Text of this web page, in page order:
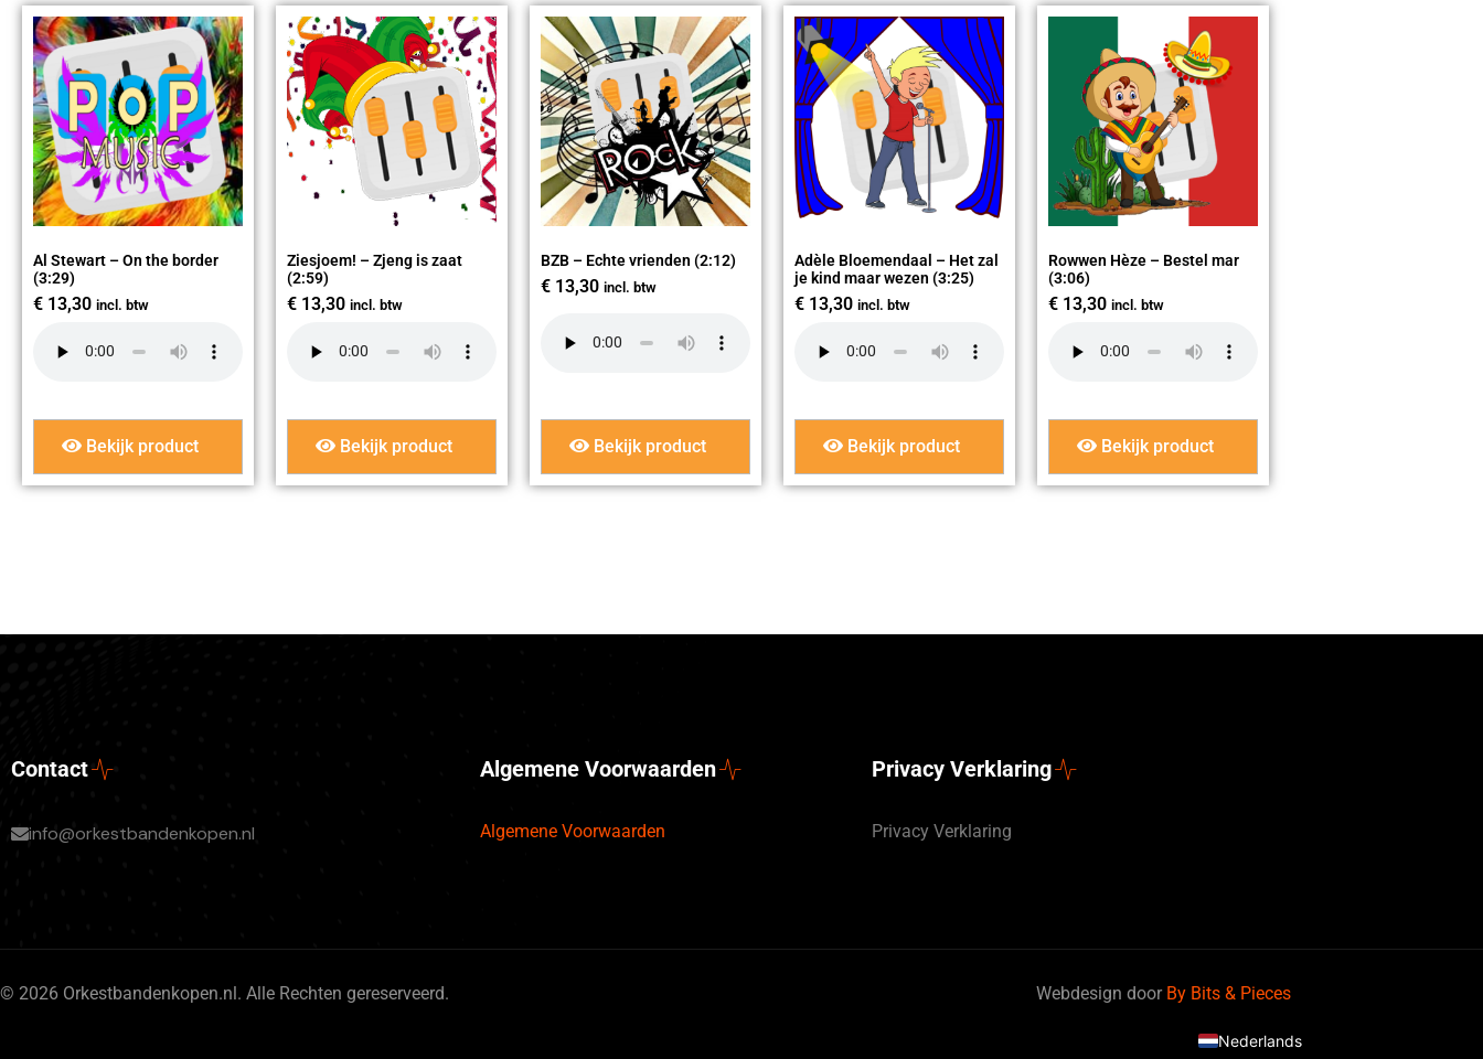
Al Stewart – On the border
(3:29)
€ 13,30 incl. btw
Bekijk product
Ziesjoem! – Zjeng is zaat
(2:59)
€ 13,30 incl. btw
Bekijk product
BZB – Echte vrienden (2:12)
€ 13,30 incl. btw
Bekijk product
Adèle Bloemendaal – Het zal
je kind maar wezen (3:25)
€ 13,30 incl. btw
Bekijk product
Rowwen Hèze – Bestel mar
(3:06)
€ 13,30 incl. btw
Bekijk product
Contact
info@orkestbandenkopen.nl
Algemene Voorwaarden
Algemene Voorwaarden
Privacy Verklaring
Privacy Verklaring
© 2026 Orkestbandenkopen.nl. Alle Rechten gereserveerd. Webdesign door By Bits & Pieces
Nederlands
English (UK)